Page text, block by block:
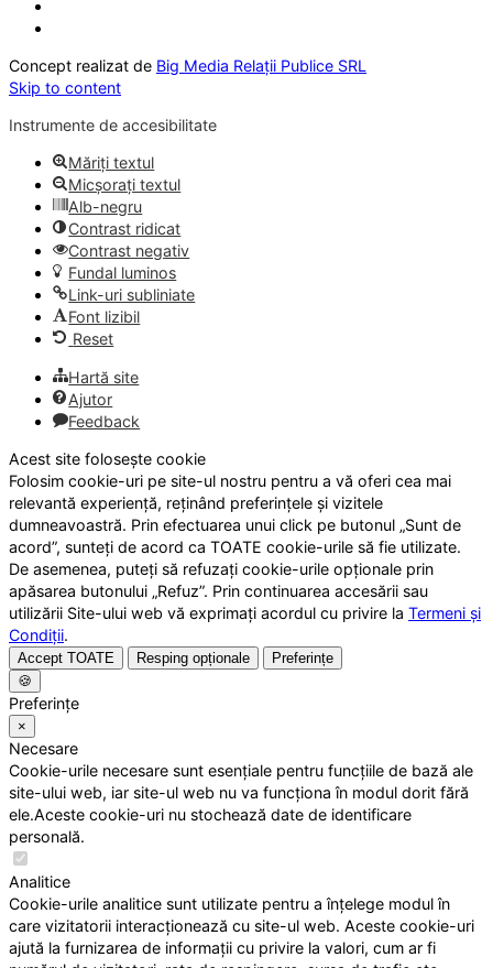
Concept realizat de Big Media Relații Publice SRL
Skip to content
Instrumente de accesibilitate
Măriți textul
Micșorați textul
Alb-negru
Contrast ridicat
Contrast negativ
Fundal luminos
Link-uri subliniate
Font lizibil
Reset
Hartă site
Ajutor
Feedback
Acest site folosește cookie
Folosim cookie-uri pe site-ul nostru pentru a vă oferi cea mai
relevantă experiență, reținând preferințele și vizitele
dumneavoastră. Prin efectuarea unui click pe butonul „Sunt de
acord”, sunteți de acord ca TOATE cookie-urile să fie utilizate.
De asemenea, puteți să refuzați cookie-urile opționale prin
apăsarea butonului „Refuz”. Prin continuarea accesării sau
utilizării Site-ului web vă exprimați acordul cu privire la Termeni și
Condiții.
Accept TOATE Resping opționale
Preferințe
🍪
Preferințe
×
Necesare
Cookie-urile necesare sunt esențiale pentru funcțiile de bază ale
site-ului web, iar site-ul web nu va funcționa în modul dorit fără
ele.Aceste cookie-uri nu stochează date de identificare
personală.
Analitice
Cookie-urile analitice sunt utilizate pentru a înțelege modul în
care vizitatorii interacționează cu site-ul web. Aceste cookie-uri
ajută la furnizarea de informații cu privire la valori, cum ar fi